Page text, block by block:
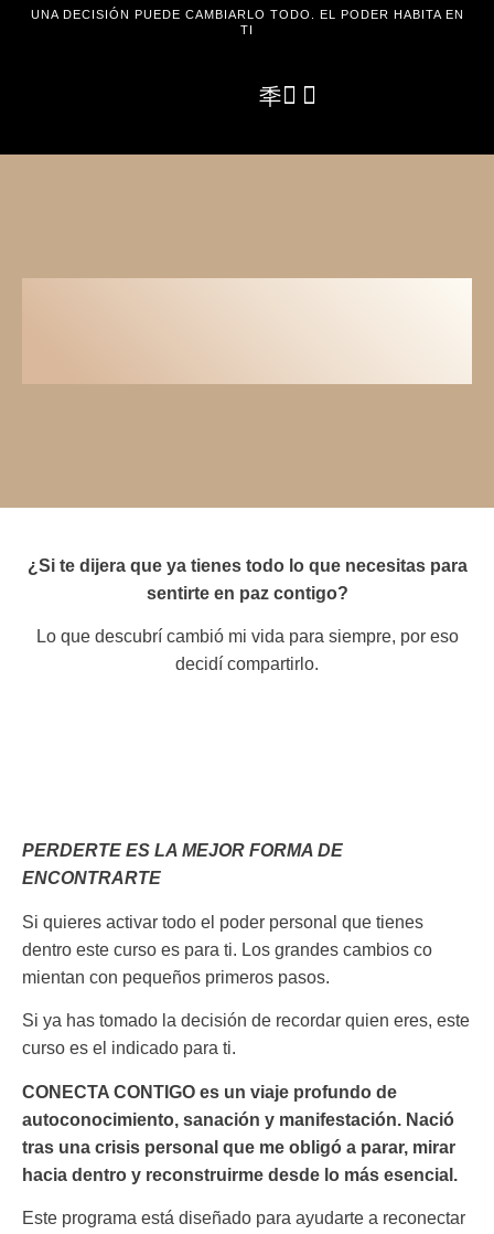
UNA DECISIÓN PUEDE CAMBIARLO TODO. EL PODER HABITA EN
TI
¿Si te dijera que ya tienes todo lo que necesitas para
sentirte en paz contigo?
Lo que descubrí cambió mi vida para siempre, por eso
decidí compartirlo.
PERDERTE ES LA MEJOR FORMA DE
ENCONTRARTE
Si quieres activar todo el poder personal que tienes
dentro este curso es para ti. Los grandes cambios co
mientan con pequeños primeros pasos.
Si ya has tomado la decisión de recordar quien eres, este
curso es el indicado para ti.
CONECTA CONTIGO es un viaje profundo de
autoconocimiento, sanación y manifestación. Nació
tras una crisis personal que me obligó a parar, mirar
hacia dentro y reconstruirme desde lo más esencial.
Este programa está diseñado para ayudarte a reconectar